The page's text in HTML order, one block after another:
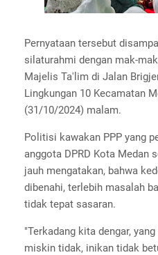
Pernyataan tersebut
silaturahmi dengan mak-
Majelis Ta'lim di Jalan
Lingkungan 10 Kecamatan
(31/10/2024) malam.
Politisi kawakan PPP yang
anggota DPRD Kota Medan
jauh mengatakan, bahwa
dibenahi, terlebih masalah
tidak tepat sasaran.
"Terkadang kita dengar,
miskin tidak, inikan tidak